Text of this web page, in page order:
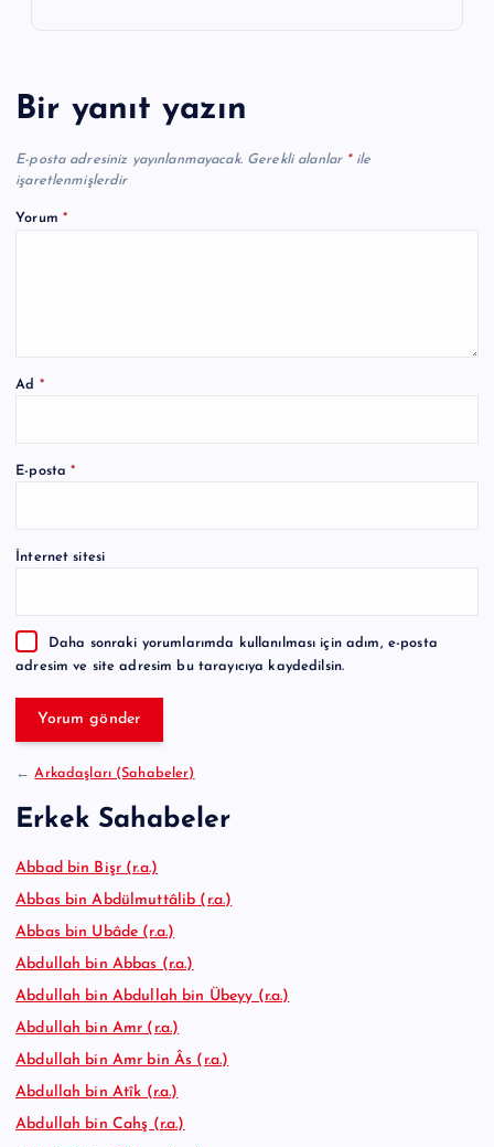
Bir yanıt yazın
E-posta adresiniz yayınlanmayacak. Gerekli alanlar *ile
işaretlenmişlerdir
Yorum *
Ad *
E-posta*
İnternet sitesi
Daha sonraki yorumlarımda kullanılması için adım, e-posta
adresim ve site adresim bu tarayıcıya kaydedilsin.
A
e
a
t
←Arkadaşları (Sahabeler)
Erkek Sahabeler
Abbad bin Bişr (r.a.)
Abbas bin Abdülmuttâlib (r.a.)
Abbas bin Ubâde (r.a.)
Abdullah bin Abbas (r.a.)
Abdullah bin Abdullah bin Übeyy (r.a.)
Abdullah bin Amr (r.a.)
Abdullah bin Amr bin Âs (r.a.)
Abdullah bin Atîk (r.a.)
Abdullah bin Cahş (r.a.)